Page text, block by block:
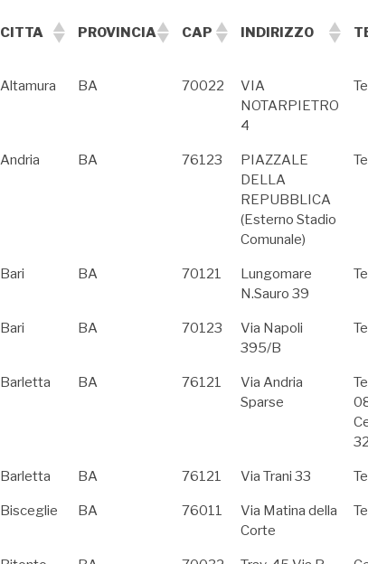
CITTA PROVINCIA CAP INDIRIZZO
Altamura BA 70022
VIA
NOTARPIETRO
4
Andria BA 76123
PIAZZALE
DELLA
REPUBBLICA
(Esterno Stadio
Comunale)
Bari BA 70121
Lungomare
N.Sauro 39
Bari BA 70123
Via Napoli
395/B
Barletta BA 76121
Via Andria
Sparse
Barletta BA 76121 Via Trani 33
Bisceglie BA 76011
Via Matina della
Corte